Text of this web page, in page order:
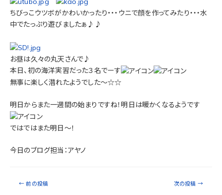
ちびっこウツボがかわいかったり・・・ウニで顔を作ってみたり・・・水
中でたっぷり遊びましたぁ♪♪
お昼は久々の丸天さんで♪
本日、初の海洋実習だった３名でーす
無事に楽しく潜れたようでした～☆☆
明日からまた一週間の始まりですね！明日は暖かくなるようです
ではではまた明日～！
今日のブログ担当：アヤノ
← 前の投稿 次の投稿 →